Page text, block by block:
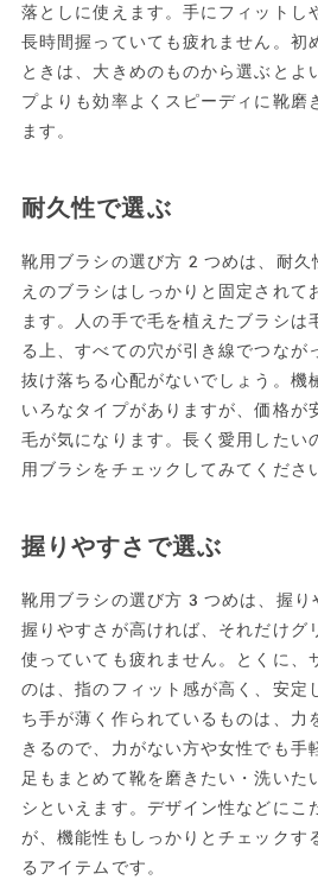
落としに使えます。手にフィットし
長時間握っていても疲れません。初
ときは、大きめのものから選ぶとよ
プよりも効率よくスピーディに靴磨
ます。
耐久性で選ぶ
靴用ブラシの選び方2つめは、耐久
えのブラシはしっかりと固定されて
ます。人の手で毛を植えたブラシは
る上、すべての穴が引き線でつなが
抜け落ちる心配がないでしょう。機
いろなタイプがありますが、価格が
毛が気になります。長く愛用したい
用ブラシをチェックしてみてくださ
握りやすさで選ぶ
靴用ブラシの選び方3つめは、握り
握りやすさが高ければ、それだけグ
使っていても疲れません。とくに、
のは、指のフィット感が高く、安定
ち手が薄く作られているものは、力
きるので、力がない方や女性でも手
足もまとめて靴を磨きたい・洗いた
シといえます。デザイン性などにこ
が、機能性もしっかりとチェックす
るアイテムです。